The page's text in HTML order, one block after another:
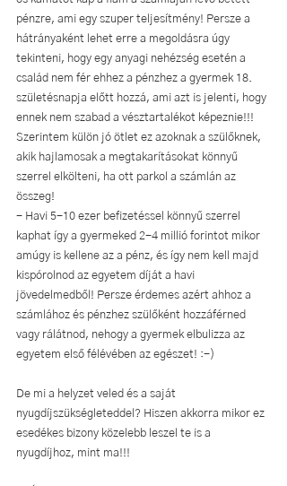
pénzre, ami egy szuper teljesítmény! Persze a
hátrányaként lehet erre a megoldásra úgy
tekinteni, hogy egy anyagi nehézség esetén a
család nem fér ehhez a pénzhez a gyermek 18.
születésnapja előtt hozzá, ami azt is jelenti, hogy
ennek nem szabad a vésztartalékot képeznie!!!
Szerintem külön jó ötlet ez azoknak a szülőknek,
akik hajlamosak a megtakarításokat könnyű
szerrel elkölteni, ha ott parkol a számlán az
összeg!
- Havi 5-10 ezer befizetéssel könnyű szerrel
kaphat így a gyermeked 2-4 millió forintot mikor
amúgy is kellene az a pénz, és így nem kell majd
kispórolnod az egyetem díját a havi
jövedelmedből! Persze érdemes azért ahhoz a
számlához és pénzhez szülőként hozzáférned
vagy rálátnod, nehogy a gyermek elbulizza az
egyetem első félévében az egészet! :-)
De mi a helyzet veled és a saját
nyugdíjszükségleteddel? Hiszen akkorra mikor ez
esedékes bizony közelebb leszel te is a
nyugdíjhoz, mint ma!!!